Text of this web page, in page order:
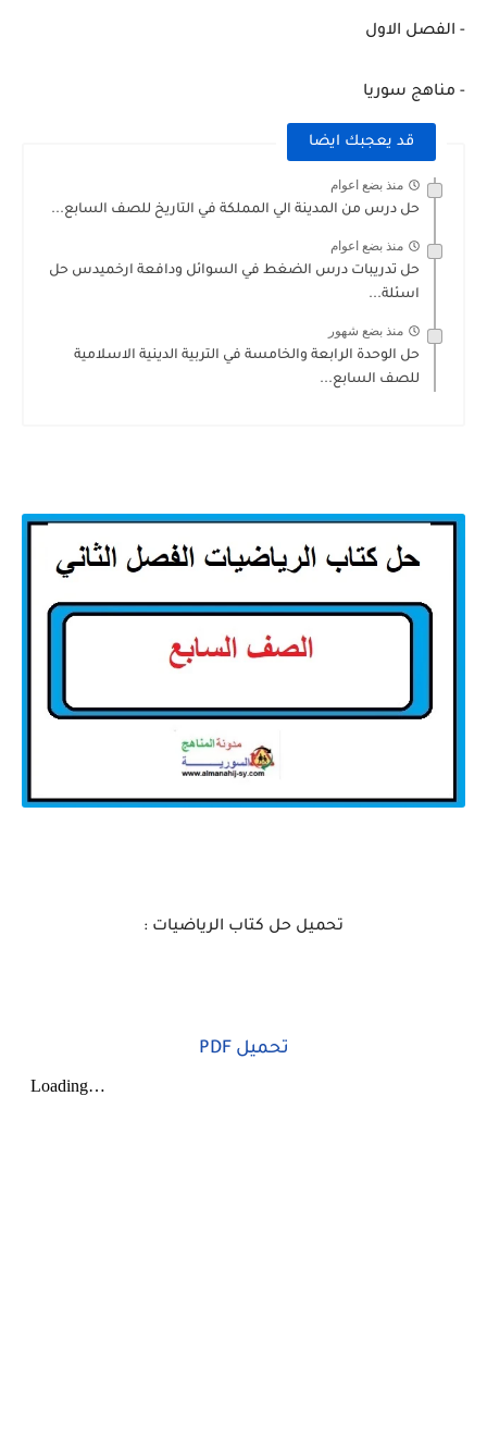
- الفصل الاول
- مناهج سوريا
قد يعجبك ايضا
منذ بضع اعوام
حل درس من المدينة الي المملكة في التاريخ للصف السابع...
منذ بضع اعوام
حل تدريبات درس الضغط في السوائل ودافعة ارخميدس حل
اسئلة...
منذ بضع شهور
حل الوحدة الرابعة والخامسة في التربية الدينية الاسلامية
للصف السابع...
تحميل حل كتاب الرياضيات :
تحميل PDF